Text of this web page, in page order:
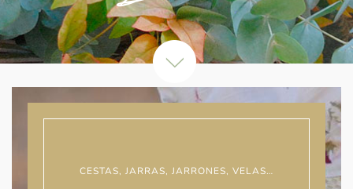
CESTAS, JARRAS, JARRONES, VELAS…